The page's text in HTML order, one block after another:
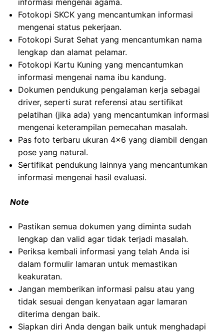
informasi mengenai agama.
Fotokopi SKCK yang mencantumkan informasi
mengenai status pekerjaan.
Fotokopi Surat Sehat yang mencantumkan nama
lengkap dan alamat pelamar.
Fotokopi Kartu Kuning yang mencantumkan
informasi mengenai nama ibu kandung.
Dokumen pendukung pengalaman kerja sebagai
driver, seperti surat referensi atau sertifikat
pelatihan (jika ada) yang mencantumkan informasi
mengenai keterampilan pemecahan masalah.
Pas foto terbaru ukuran 4×6 yang diambil dengan
pose yang natural.
Sertifikat pendukung lainnya yang mencantumkan
informasi mengenai hasil evaluasi.
Note
Pastikan semua dokumen yang diminta sudah
lengkap dan valid agar tidak terjadi masalah.
Periksa kembali informasi yang telah Anda isi
dalam formulir lamaran untuk memastikan
keakuratan.
Jangan memberikan informasi palsu atau yang
tidak sesuai dengan kenyataan agar lamaran
diterima dengan baik.
Siapkan diri Anda dengan baik untuk menghadapi